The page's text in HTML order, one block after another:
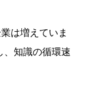
は増えていま
、知識の循環速